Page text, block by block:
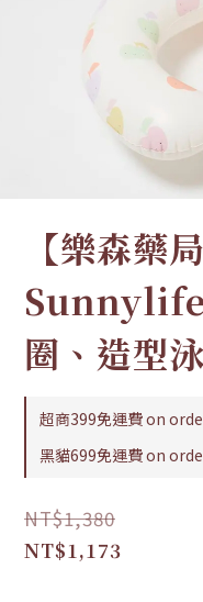
【樂森藥
Sunnylife
圈、造型
超商399免運費 on
黑貓699免運費 on
NT$1,380
NT$1,173